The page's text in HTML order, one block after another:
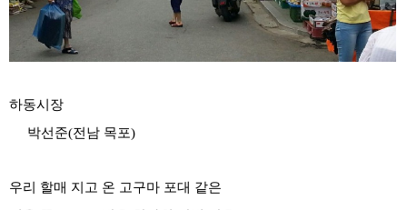
하동시장
박선준(전남 목포)
우리 할매 지고 온 고구마 포대 같은